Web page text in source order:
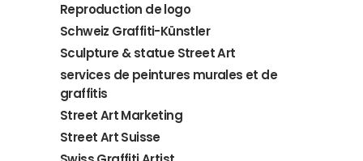
Reproduction de logo
Schweiz Graffiti-Künstler
Sculpture & statue Street Art
services de peintures murales et de
graffitis
Street Art Marketing
Street Art Suisse